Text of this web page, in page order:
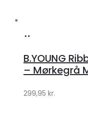
Klædeskabet.dk
B.YOUNG
– Mørkegrå
299,95 kr.